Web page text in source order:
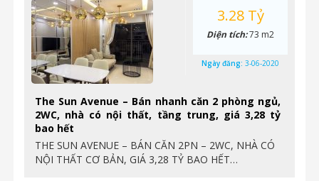
The Sun Avenue – Bán nhanh căn 2 phòng ngủ,
2WC, nhà có nội thất, tầng trung, giá 3,28 tỷ
bao hết
THE SUN AVENUE – BÁN CĂN 2PN – 2WC, NHÀ CÓ
NỘI THẤT CƠ BẢN, GIÁ 3,28 TỶ BAO HẾT…
3.28 Tỷ
Diện tích:73 m2
Ngày đăng: 3-06-2020